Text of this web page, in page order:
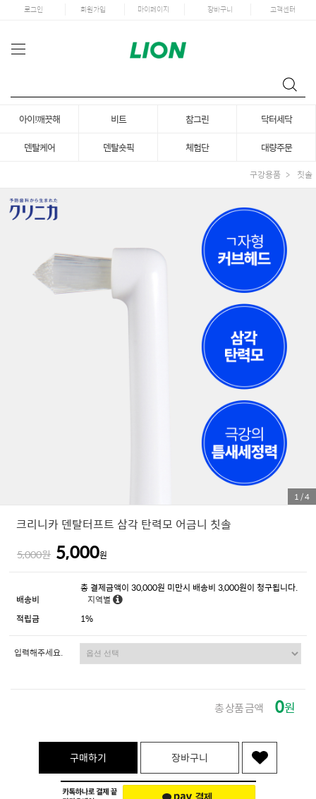
로그인 회원가입 마이페이지 장바구니 고객센터
아이!깨끗해 비트 참그린
닥터세닥
덴탈케어
덴탈숏픽 체험단 대량주문
구강용품 칫솔
1/4
크리니카 덴탈터프트 삼각 탄력모 어금니 칫솔
5,000원 5,000원
배송비
총 결제금액이 30,000원 미만시 배송비 3,000원이 청구됩니다.
지역별
적립금
1%
입력해주세요.
총 상품 금액 0원
구매하기 장바구니